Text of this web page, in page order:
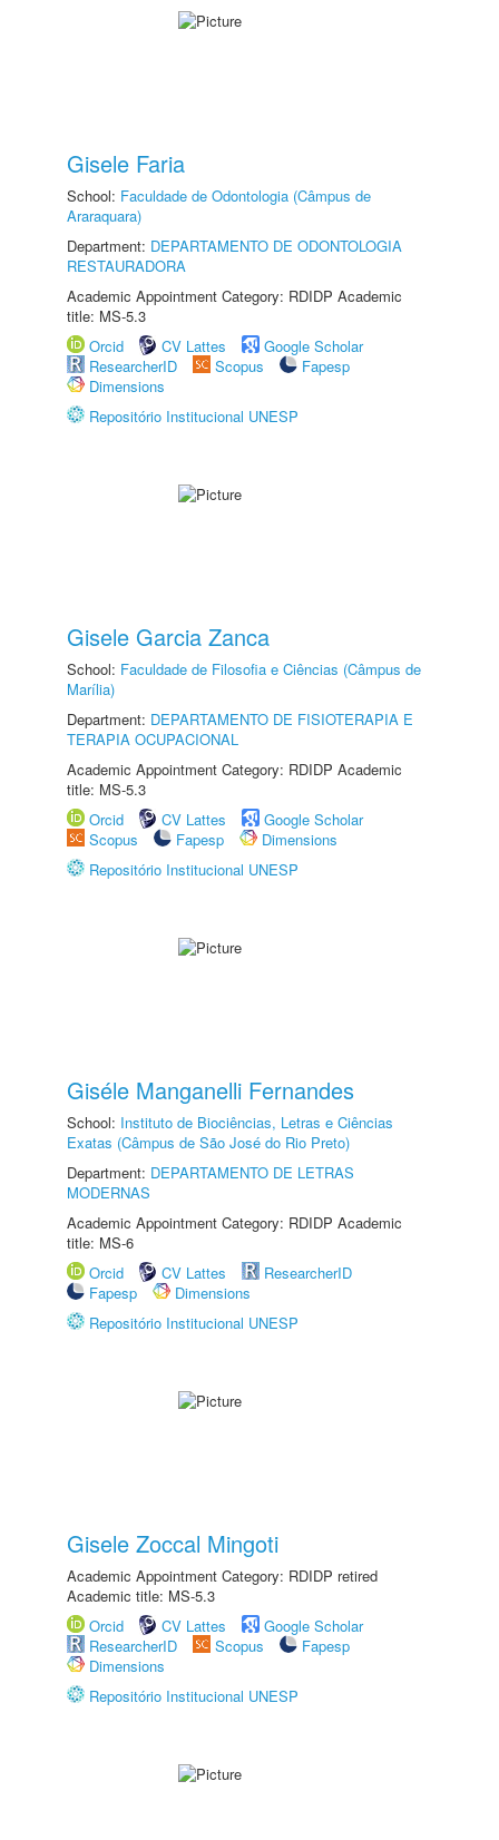
Gisele Faria
School: Faculdade de Odontologia (Câmpus de
Araraquara)
Department: DEPARTAMENTO DE ODONTOLOGIA
RESTAURADORA
Academic Appointment Category: RDIDP Academic
title: MS-5.3
Orcid
CV Lattes
Google Scholar
ResearcherID
Scopus
Fapesp
Dimensions
Repositório Institucional UNESP
Gisele Garcia Zanca
School: Faculdade de Filosofia e Ciências (Câmpus de
Marília)
Department: DEPARTAMENTO DE FISIOTERAPIA E
TERAPIA OCUPACIONAL
Academic Appointment Category: RDIDP Academic
title: MS-5.3
Orcid
CV Lattes
Google Scholar
Scopus
Fapesp
Dimensions
Repositório Institucional UNESP
Giséle Manganelli Fernandes
School: Instituto de Biociências, Letras e Ciências
Exatas (Câmpus de São José do Rio Preto)
Department: DEPARTAMENTO DE LETRAS
MODERNAS
Academic Appointment Category: RDIDP Academic
title: MS-6
Orcid
CV Lattes
ResearcherID
Fapesp
Dimensions
Repositório Institucional UNESP
Gisele Zoccal Mingoti
Academic Appointment Category: RDIDP retired
Academic title: MS-5.3
Orcid
CV Lattes
Google Scholar
ResearcherID
Scopus
Fapesp
Dimensions
Repositório Institucional UNESP